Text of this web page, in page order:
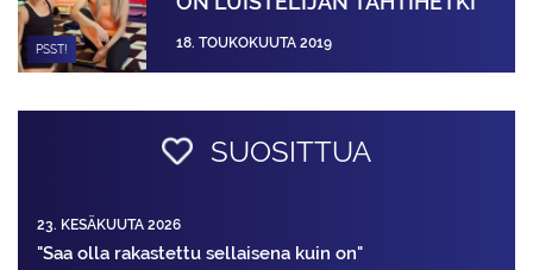
PSST! 18. TOUKOKUUTA 2019
SUOSITTUA
23. KESÄKUUTA 2026
"Saa olla rakastettu sellaisena kuin on"